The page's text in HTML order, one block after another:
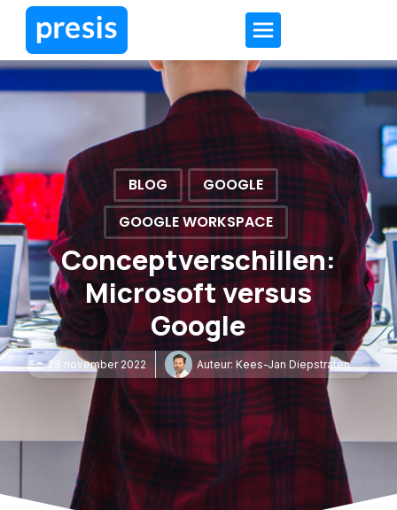
BLOG
GOOGLE
GOOGLE WORKSPACE
Conceptverschillen:
Microsoft versus
Google
28 november 2022 Auteur: Kees-Jan Diepstraten